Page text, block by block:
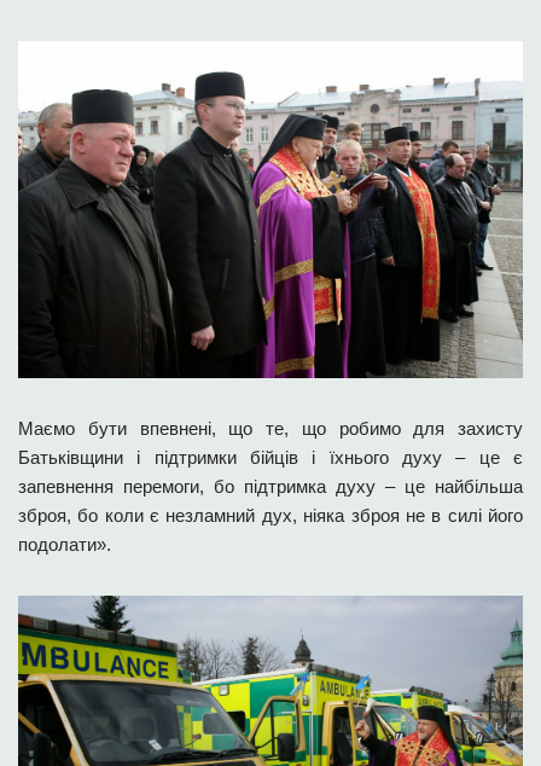
Маємо бути впевнені, що те, що робимо для захисту
Батьківщини і підтримки бійців і їхнього духу – це є
запевнення перемоги, бо підтримка духу – це найбільша
зброя, бо коли є незламний дух, ніяка зброя не в силі його
подолати».